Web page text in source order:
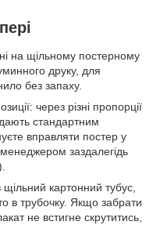
на щільному постерному
друку, для
без запаху.
через різні пропорції
стандартним
вправляти постер у
менеджером заздалегідь
картонний тубус,
в трубочку. Якщо забрати
не встигне скрутитись,